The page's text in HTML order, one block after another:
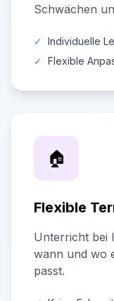
Schwächen
✓ Individuelle
✓ Flexible
🏠
Flexible
Unterricht bei
wann und wo
passt.